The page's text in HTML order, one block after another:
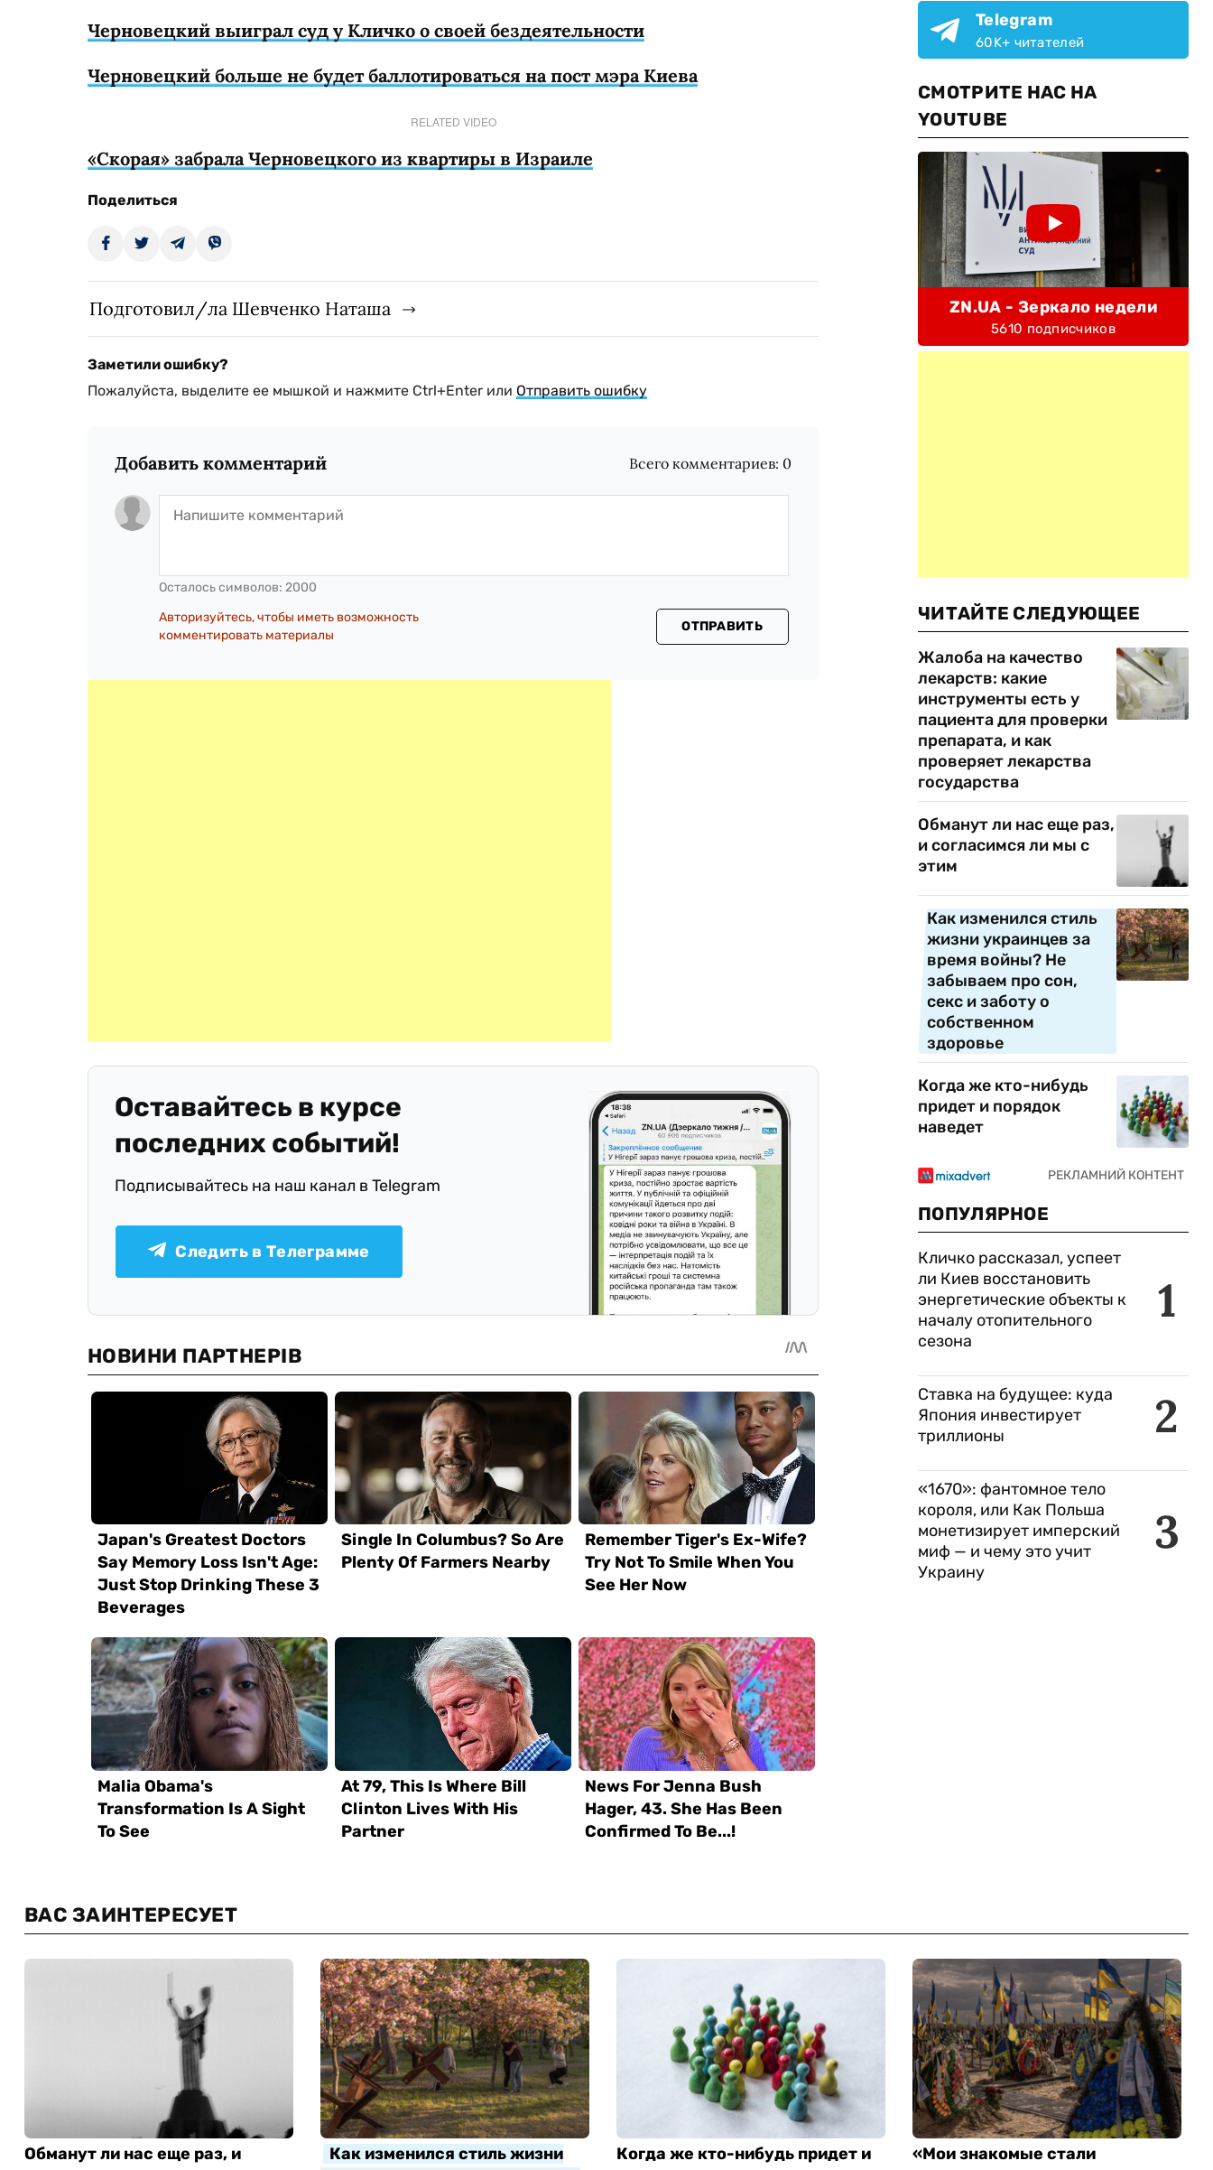
Черновецкий выиграл суд у Кличко о своей бездеятельности
Черновецкий больше не будет баллотироваться на пост мэра Киева
RELATED VIDEO
«Скорая» забрала Черновецкого из квартиры в Израиле
Поделиться
Подготовил/ла Шевченко Наташа
Заметили ошибку?
Пожалуйста, выделите ее мышкой и нажмите Ctrl+Enter или Отправить ошибку
Добавить комментарий Всего комментариев: 0
Осталось символов: 2000
Авторизуйтесь, чтобы иметь возможность
комментировать материалы
ОТПРАВИТЬ
Оставайтесь в курсе
последних событий!
Подписывайтесь на наш канал в Telegram
Следить в Телеграмме
Telegram
60K+ читателей
СМОТРИТЕ НАС НА
YOUTUBE
ZN.UA - Зеркало недели
5610 подписчиков
ЧИТАЙТЕ СЛЕДУЮЩЕЕ
Жалоба на качество
лекарств: какие
инструменты есть у
пациента для проверки
препарата, и как
проверяет лекарства
государства
Обманут ли нас еще раз,
и согласимся ли мы с
этим
Как изменился стиль
жизни украинцев за
время войны? Не
забываем про сон,
секс и заботу о
собственном
здоровье
Когда же кто-нибудь
придет и порядок
наведет
ПОПУЛЯРНОЕ
1
Кличко рассказал, успеет
ли Киев восстановить
энергетические объекты к
началу отопительного
сезона
2
Ставка на будущее: куда
Япония инвестирует
триллионы
3
«1670»: фантомное тело
короля, или Как Польша
монетизирует имперский
миф — и чему это учит
Украину
ВАС ЗАИНТЕРЕСУЕТ
Обманут ли нас еще раз, и
Как изменился стиль жизни
Когда же кто-нибудь придет и
«Мои знакомые стали